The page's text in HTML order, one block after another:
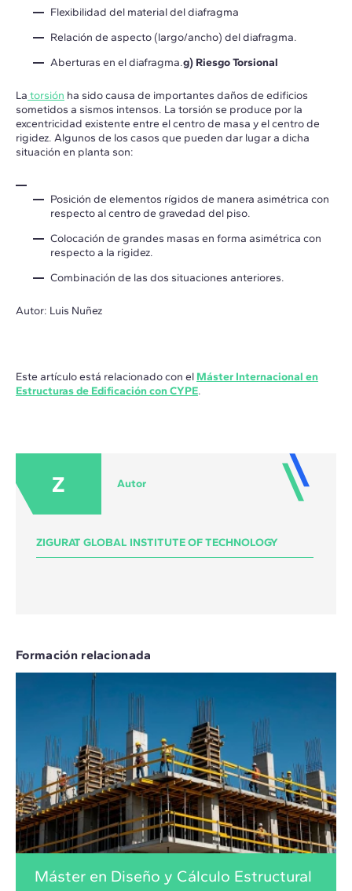
Flexibilidad del material del diafragma
Relación de aspecto (largo/ancho) del diafragma.
Aberturas en el diafragma.g) Riesgo Torsional
La torsión ha sido causa de importantes daños de edificios
sometidos a sismos intensos. La torsión se produce por la
excentricidad existente entre el centro de masa y el centro de
rigidez. Algunos de los casos que pueden dar lugar a dicha
situación en planta son:
Posición de elementos rígidos de manera asimétrica con
respecto al centro de gravedad del piso.
Colocación de grandes masas en forma asimétrica con
respecto a la rigidez.
Combinación de las dos situaciones anteriores.
Autor: Luis Nuñez
Este artículo está relacionado con el Máster Internacional en
Estructuras de Edificación con CYPE.
Z Autor
ZIGURAT GLOBAL INSTITUTE OF TECHNOLOGY
Formación relacionada
Máster en Diseño y Cálculo Estructural